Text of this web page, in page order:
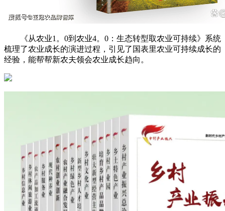
《从农业1。0到农业4。0：生态转型取农业可持续》系统
梳理了农业成长的演进过程，引见了国表里农业可持续成长的
经验，能帮帮新农夫领会农业成长趋向。